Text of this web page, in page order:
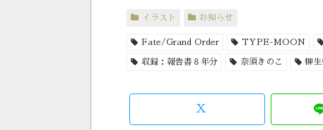
イラスト お知らせ
Fate/Grand Order TYPE-MOON
収録：報告書８年分 奈須きのこ 柳
X